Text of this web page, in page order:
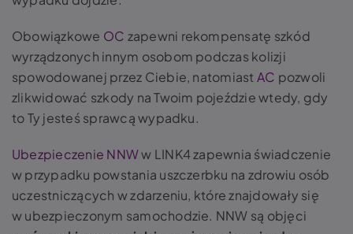
Obowiązkowe OC zapewni rekompensatę szkód
wyrządzonych innym osobom podczas kolizji
spowodowanej przez Ciebie, natomiast AC pozwoli
zlikwidować szkody na Twoim pojeździe wtedy, gdy
to Ty jesteś sprawcą wypadku.
Ubezpieczenie NNWw LINK4 zapewnia świadczenie
w przypadku powstania uszczerbku na zdrowiu osób
uczestniczących w zdarzeniu, które znajdowały się
w ubezpieczonym samochodzie. NNW są objęci